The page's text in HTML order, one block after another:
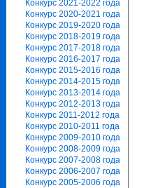
Конкурс 2021-2022 года
Конкурс 2020-2021 года
Конкурс 2019-2020 года
Конкурс 2018-2019 года
Конкурс 2017-2018 года
Конкурс 2016-2017 года
Конкурс 2015-2016 года
Конкурс 2014-2015 года
Конкурс 2013-2014 года
Конкурс 2012-2013 года
Конкурс 2011-2012 года
Конкурс 2010-2011 года
Конкурс 2009-2010 года
Конкурс 2008-2009 года
Конкурс 2007-2008 года
Конкурс 2006-2007 года
Конкурс 2005-2006 года